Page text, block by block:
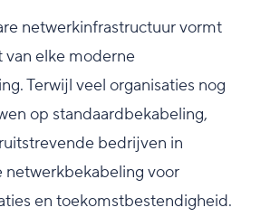
netwerkinfrastructuur vormt
van elke moderne
Terwijl veel organisaties nog
op standaardbekabeling,
bedrijven in
voor
en toekomstbestendigheid.